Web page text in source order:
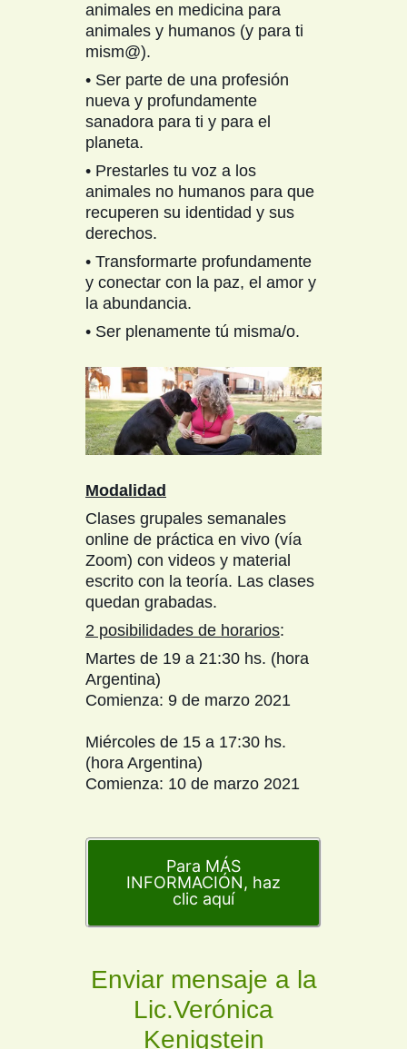
animales en medicina para
animales y humanos (y para ti
mism@).
• Ser parte de una profesión
nueva y profundamente
sanadora para ti y para el
planeta.
• Prestarles tu voz a los
animales no humanos para que
recuperen su identidad y sus
derechos.
• Transformarte profundamente
y conectar con la paz, el amor y
la abundancia.
• Ser plenamente tú misma/o.
Modalidad
Clases grupales semanales
online de práctica en vivo (vía
Zoom) con videos y material
escrito con la teoría. Las clases
quedan grabadas.
2 posibilidades de horarios:
Martes de 19 a 21:30 hs. (hora
Argentina)
Comienza: 9 de marzo 2021
Miércoles de 15 a 17:30 hs.
(hora Argentina)
Comienza: 10 de marzo 2021
Para MÁS
INFORMACIÓN, haz
clic aquí
Enviar mensaje a la
Lic.Verónica
Kenigstein